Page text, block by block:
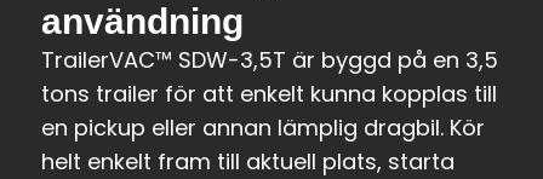
användning
TrailerVAC™ SDW-3,5T är byggd på en 3,5
tons trailer för att enkelt kunna kopplas till
en pickup eller annan lämplig dragbil. Kör
helt enkelt fram till aktuell plats, starta